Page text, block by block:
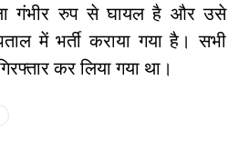
गंभीर रुप से घायल है और उसे
में भर्ती कराया गया है। सभी
कर लिया गया था।